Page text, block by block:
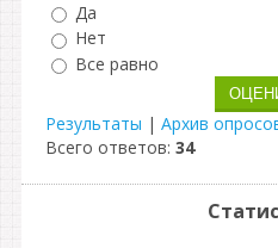
Да
Нет
Все равно
Результаты | Архив
Всего ответов: 34